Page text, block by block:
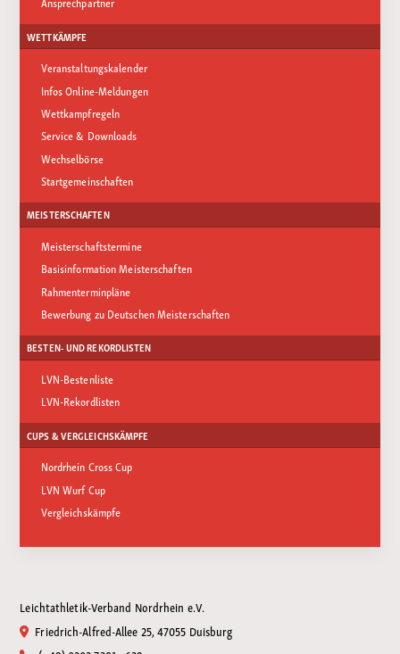
WETTKÄMPFE
Veranstaltungskalender
Infos Online-Meldungen
Wettkampfregeln
Service & Downloads
Wechselbörse
Startgemeinschaften
MEISTERSCHAFTEN
Meisterschaftstermine
Basisinformation Meisterschaften
Rahmenterminpläne
Bewerbung zu Deutschen Meisterschaften
BESTEN- UND REKORDLISTEN
LVN-Bestenliste
LVN-Rekordlisten
CUPS & VERGLEICHSKÄMPFE
Nordrhein Cross Cup
LVN Wurf Cup
Vergleichskämpfe
Leichtathletik-Verband Nordrhein e.V.
Friedrich-Alfred-Allee 25, 47055 Duisburg